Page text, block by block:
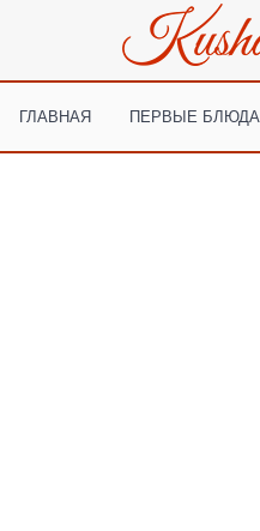
ГЛАВНАЯ ПЕРВЫЕ БЛЮДА